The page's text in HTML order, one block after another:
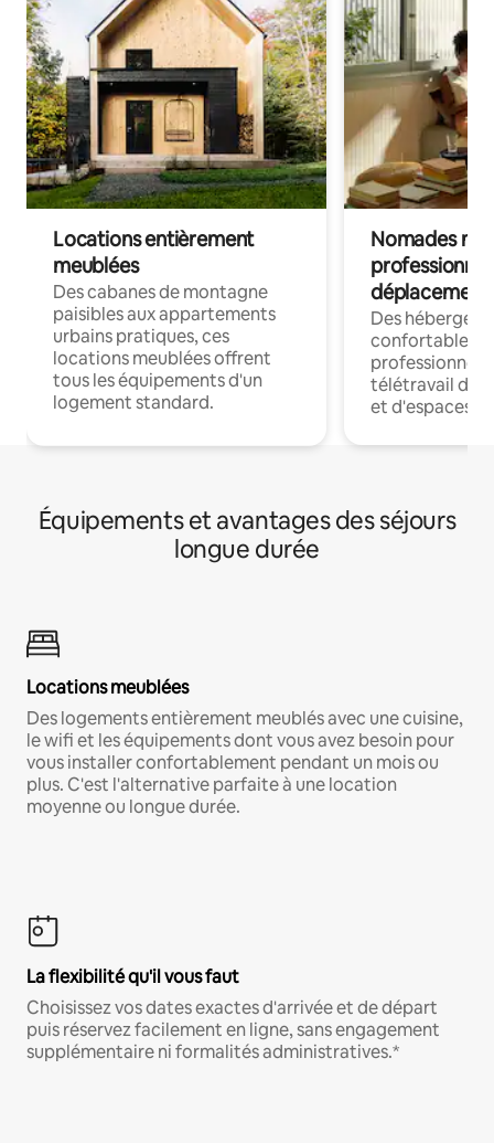
Locations entièrement
meublées
Des cabanes de montagne
paisibles aux appartements
urbains pratiques, ces
locations meublées offrent
tous les équipements d'un
logement standard.
Nomades
déplacement
Des
confortables
professionnels
télétravail
et d'espaces
Équipements et avantages des séjours
longue durée
Locations meublées
Des logements entièrement meublés avec une cuisine,
le wifi et les équipements dont vous avez besoin pour
vous installer confortablement pendant un mois ou
plus. C'est l'alternative parfaite à une location
moyenne ou longue durée.
La flexibilité qu'il vous faut
Choisissez vos dates exactes d'arrivée et de départ
puis réservez facilement en ligne, sans engagement
supplémentaire ni formalités administratives.*